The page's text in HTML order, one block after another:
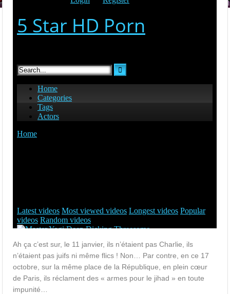
Ah ça c’est sur, le 11 janvier, ils n’étaient pas Charlie, ils
n’étaient pas juifs ni même flics ! Non… Par contre, en ce 17
octobre, sur la même place de la République, en plein cœur
de Paris, ils réclament des « armes pour le jihad » en toute
impunité…